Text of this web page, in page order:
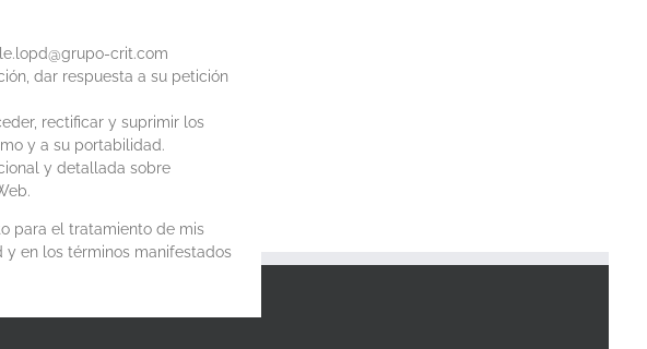
crit.com
dar respuesta a su petición
rectificar y suprimir los
y a su portabilidad.
y detallada sobre
para el tratamiento de mis
en los términos manifestados